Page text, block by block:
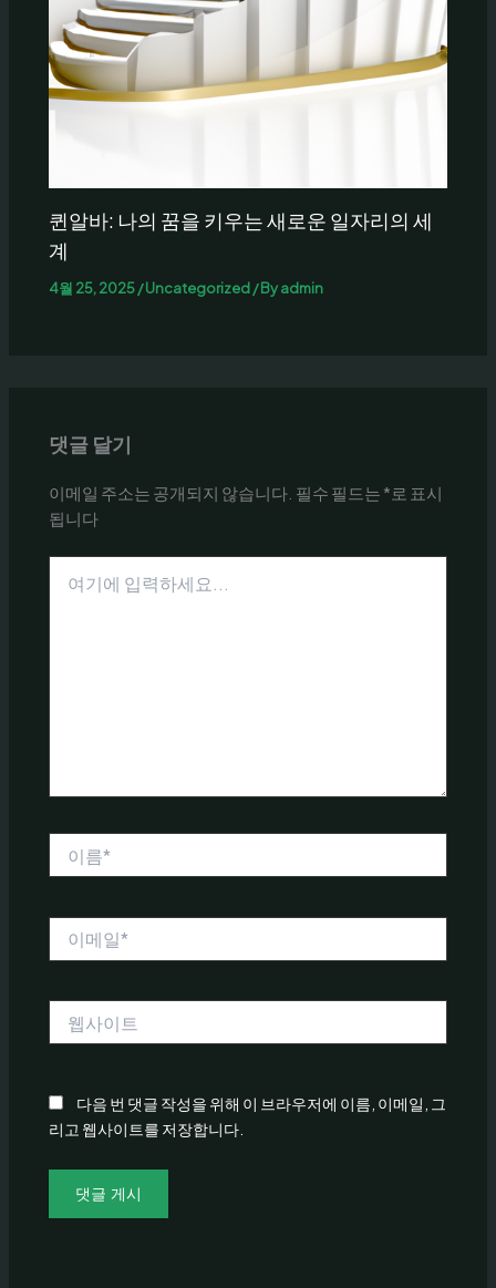
퀸알바: 나의 꿈을 키우는 새로운 일자리의 세
계
4월 25, 2025/Uncategorized/ Byadmin
댓글 달기
이메일 주소는 공개되지 않습니다. 필수 필드는 *로 표시
됩니다
다음 번 댓글 작성을 위해 이 브라우저에 이름, 이메일, 그
리고 웹사이트를 저장합니다.